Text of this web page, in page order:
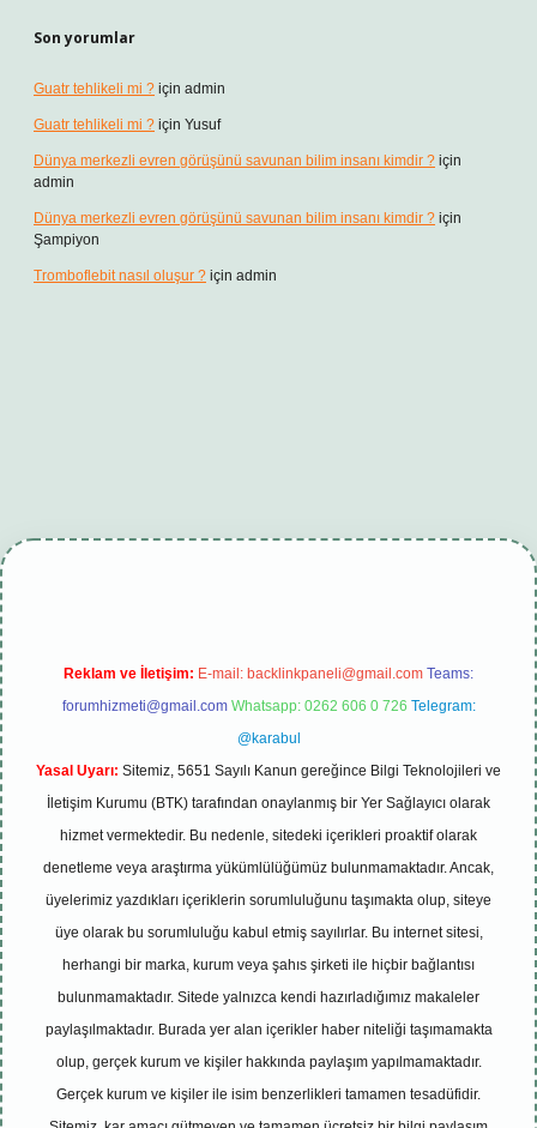
Son yorumlar
Guatr tehlikeli mi ? için admin
Guatr tehlikeli mi ? için Yusuf
Dünya merkezli evren görüşünü savunan bilim insanı kimdir ? için
admin
Dünya merkezli evren görüşünü savunan bilim insanı kimdir ? için
Şampiyon
Tromboflebit nasıl oluşur ? için admin
girişbetexper güncel
Reklam ve İletişim: E-mail: backlinkpaneli@gmail.com Teams:
forumhizmeti@gmail.com Whatsapp: 0262 606 0 726 Telegram:
@karabul
Yasal Uyarı: Sitemiz, 5651 Sayılı Kanun gereğince Bilgi Teknolojileri ve
İletişim Kurumu (BTK) tarafından onaylanmış bir Yer Sağlayıcı olarak
hizmet vermektedir. Bu nedenle, sitedeki içerikleri proaktif olarak
denetleme veya araştırma yükümlülüğümüz bulunmamaktadır. Ancak,
üyelerimiz yazdıkları içeriklerin sorumluluğunu taşımakta olup, siteye
üye olarak bu sorumluluğu kabul etmiş sayılırlar. Bu internet sitesi,
herhangi bir marka, kurum veya şahıs şirketi ile hiçbir bağlantısı
bulunmamaktadır. Sitede yalnızca kendi hazırladığımız makaleler
paylaşılmaktadır. Burada yer alan içerikler haber niteliği taşımamakta
olup, gerçek kurum ve kişiler hakkında paylaşım yapılmamaktadır.
Gerçek kurum ve kişiler ile isim benzerlikleri tamamen tesadüfidir.